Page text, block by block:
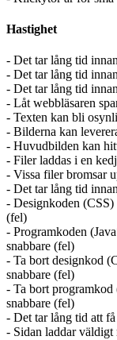
Hastighet
- Det tar lång tid
- Det tar lång tid
- Det tar lång tid
- Låt webbläsaren
- Texten kan bli
- Bilderna kan
- Huvudbilden kan
- Filer laddas i en
- Vissa filer bromsar
- Det tar lång tid
- Designkoden (CSS)
(fel)
- Programkoden
snabbare (fel)
- Ta bort designkod
snabbare (fel)
- Ta bort programkod
snabbare (fel)
- Det tar lång tid att
- Sidan laddar